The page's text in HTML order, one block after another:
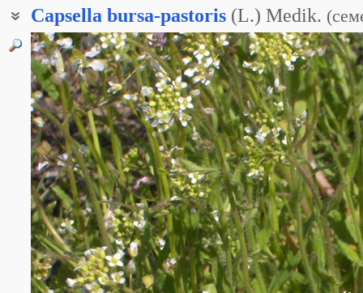
Capsella bursa-pastoris (L.) Medik. (
Пастушья сумка гирканская
Сумочник пастуший